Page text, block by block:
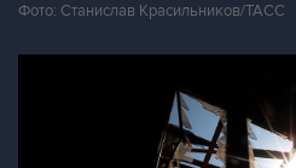
Фото: Станислав Красильников/ТАСС